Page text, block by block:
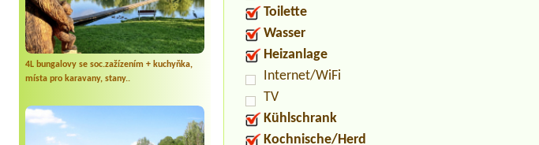
4L bungalovy se soc.zažízením + kuchyňka,
místa pro karavany, stany..
Toilette
Wasser
Heizanlage
Internet/WiFi
TV
Kühlschrank
Kochnische/Herd